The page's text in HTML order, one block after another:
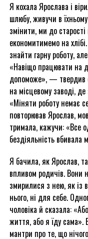
Я кохала Ярослава і
шлюбу, живучи в
змінити, ми до
економитимемо на
знайти гарну роботу,
«Навіщо працювати на
допоможе», — твердив
на місцевому заводі,
«Міняти роботу немає
повторював Ярослав,
тримала, кажучи: «Все
бездіяльність вбивала
Я бачила, як Ярослав,
впливом родичів. Вони
змирилися з нею, як із
нього, ні для себе.
чоловіка й сказала:
життя, або я їду сама».
мантри про те, що